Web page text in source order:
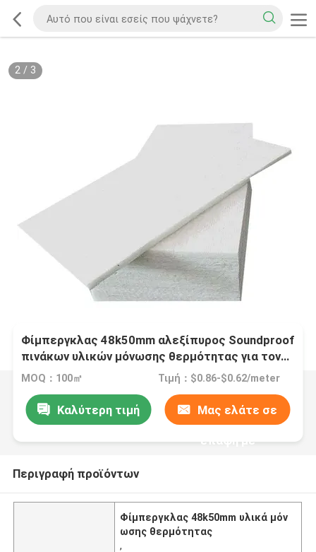
2/ 3
Φίμπεργκλας 48k50mm αλεξίπυρος Soundproof
πινάκων υλικών μόνωσης θερμότητας για τον
τοίχο
MOQ：100㎡ Τιμή：$0.86-$0.62/meter
Καλύτερη τιμή Μας ελάτε σε
επαφή με
Περιγραφή προϊόντων
Φίμπεργκλας 48k50mm υλικά μόν
ωσης θερμότητας
,